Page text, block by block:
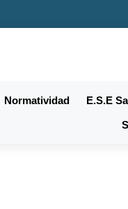
Normatividad E.S.E